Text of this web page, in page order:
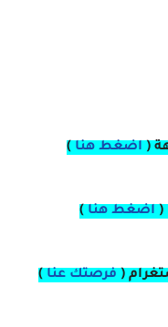
( اضغط هنا )
( اضغط هنا )
( فرصتك عنا )